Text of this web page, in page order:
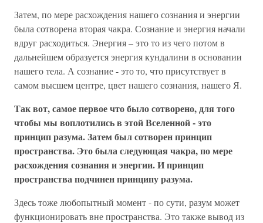
Затем, по мере расхождения нашего сознания и энергии
была сотворена вторая чакра. Сознание и энергия начали
вдруг расходиться. Энергия – это то из чего потом в
дальнейшем образуется энергия кундалини в основании
нашего тела. А сознание - это то, что присутствует в
самом высшем центре, цвет нашего сознания, нашего Я.
Так вот, самое первое что было сотворено, для того
чтобы мы воплотились в этой Вселенной - это
принцип разума. Затем был сотворен принцип
пространства. Это была следующая чакра, по мере
расхождения сознания и энергии. И принцип
пространства подчинен принципу разума.
Здесь тоже любопытный момент - по сути, разум может
функционировать вне пространства. Это также вывод из